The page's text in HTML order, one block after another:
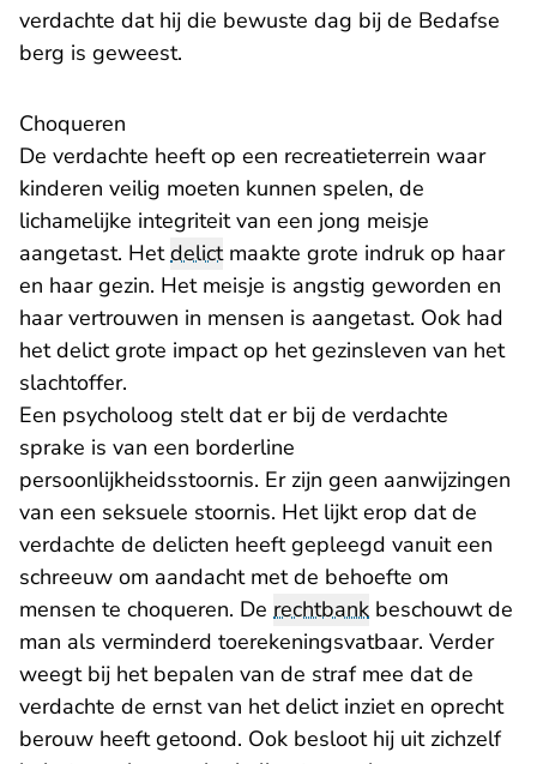
verdachte dat hij die bewuste dag bij de Bedafse
berg is geweest.
Choqueren
De verdachte heeft op een recreatieterrein waar
kinderen veilig moeten kunnen spelen, de
lichamelijke integriteit van een jong meisje
aangetast. Hetdelictmaakte grote indruk op haar
en haar gezin. Het meisje is angstig geworden en
haar vertrouwen in mensen is aangetast. Ook had
het delict grote impact op het gezinsleven van het
slachtoffer.
Een psycholoog stelt dat er bij de verdachte
sprake is van een borderline
persoonlijkheidsstoornis. Er zijn geen aanwijzingen
van een seksuele stoornis. Het lijkt erop dat de
verdachte de delicten heeft gepleegd vanuit een
schreeuw om aandacht met de behoefte om
mensen te choqueren. De rechtbank beschouwt de
man als verminderd toerekeningsvatbaar. Verder
weegt bij het bepalen van de straf mee dat de
verdachte de ernst van het delict inziet en oprecht
berouw heeft getoond. Ook besloot hij uit zichzelf